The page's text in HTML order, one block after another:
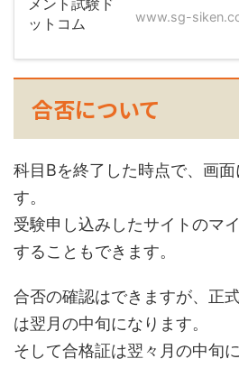
www.sg-
合否について
科目Bを終了した時点で、画
す。
受験申し込みしたサイトのマ
することもできます。
合否の確認はできますが、正
は翌月の中旬になります。
そして合格証は翌々月の中旬